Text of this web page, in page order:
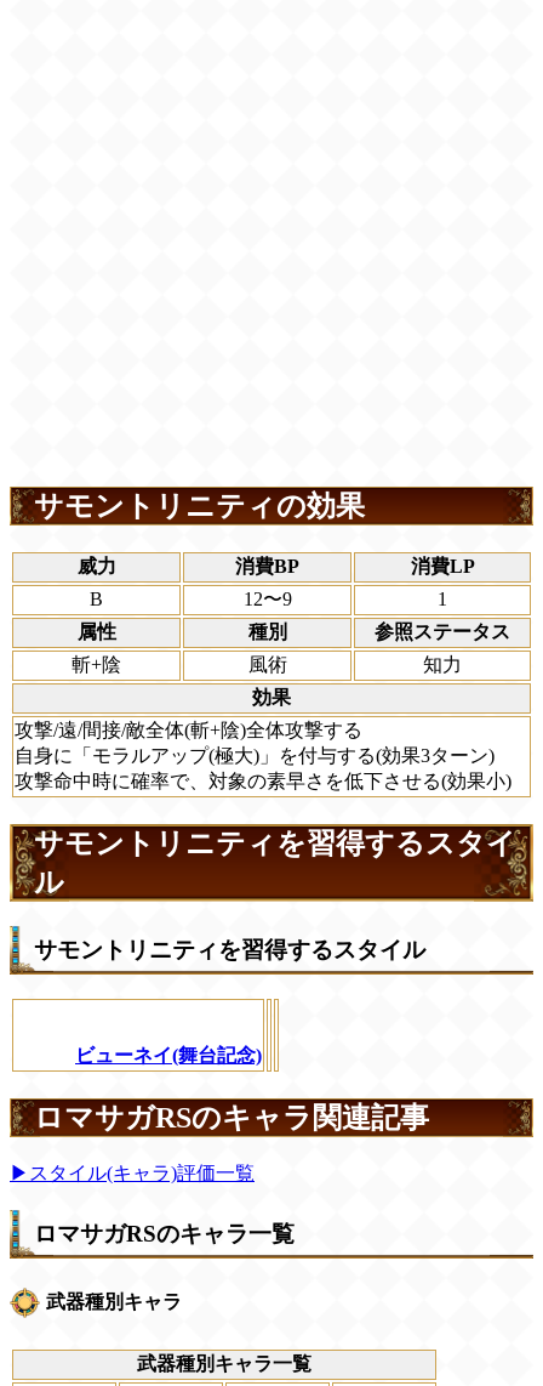
サモントリニティの効果
威力 消費BP
消費LP
B
12〜9
1
属性
種別
参照ステータス
斬+陰
風術
知力
効果
攻撃/遠/間接/敵全体(斬+陰)全体攻撃する
自身に「モラルアップ(極大)」を付与する(効果3ターン)
攻撃命中時に確率で、対象の素早さを低下させる(効果小)
サモントリニティを習得するスタイ
ル
サモントリニティを習得するスタイル
ビューネイ(舞台記念)
ロマサガRSのキャラ関連記事
▶スタイル(キャラ)評価一覧
ロマサガRSのキャラ一覧
武器種別キャラ
武器種別キャラ一覧